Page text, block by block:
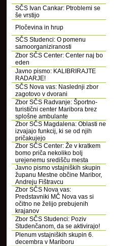
SČS Ivan Cankar: Ptroblemi se
še vrstijo
Pločevina in hrup
SČS Studenci: O pomenu
samoorganiziranosti
Zbor SČS Center: Center naj bo
eden
Javno pismo: KALIBRIRAJTE
RADARJE!
SČS Nova vas: Naslednji zbor
zagotovo v dvorani
Zbor SČS Radvanje: Športno-
turistični center Maribora brez
splošne ambulante
Zbor SČS Magdalena: Oblasti ne
izvajajo funkcij, ki se od njih
pričakujejo
Zbor SČS Center: Že v kratkem
bomo priča nekoliko bolj
urejenemu središču mesta
Javno pismo vstajniških skupin
županu Mestne občine Maribor,
Andreju Fištravcu
Zbor SČS Nova vas:
Predstavniki MČ Nova vas si
očitno ne želijo prebujenih
krajanov
Zbor SČS Studenci: Poziv
Studenčanom, da se aktivirajo!
Plenum vstajniških skupin 6.
decembra v Mariboru